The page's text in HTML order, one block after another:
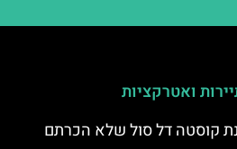
ואטרקציות
קוסטה דל סול שלא הכרתם